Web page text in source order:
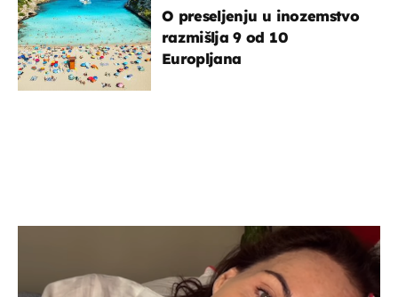
O preseljenju u inozemstvo
razmišlja 9 od 10
Europljana